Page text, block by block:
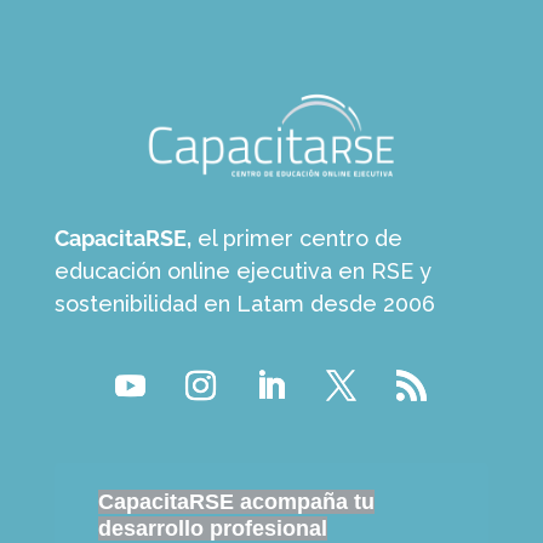
CapacitaRSE, el primer centro de
educación online ejecutiva en RSE y
sostenibilidad en Latam desde 2006
CapacitaRSE acompaña tu
desarrollo profesional